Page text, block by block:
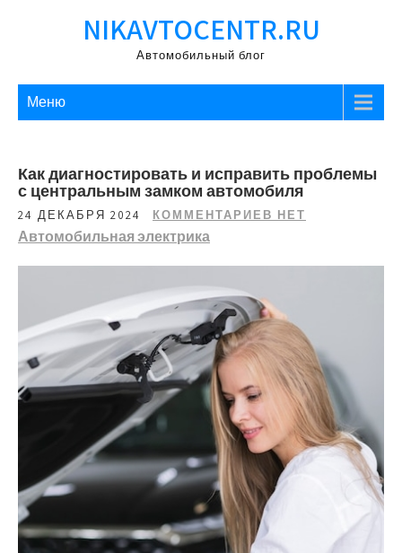
NIKAVTOCENTR.RU
Автомобильный блог
Меню
Как диагностировать и исправить проблемы
с центральным замком автомобиля
24 ДЕКАБРЯ 2024 КОММЕНТАРИЕВ НЕТ
Автомобильная электрика